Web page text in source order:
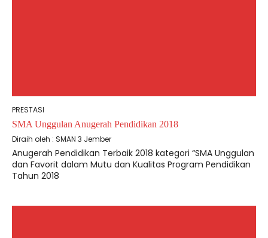
PRESTASI
SMA Unggulan Anugerah Pendidikan 2018
Diraih oleh : SMAN 3 Jember
Anugerah Pendidikan Terbaik 2018 kategori “SMA Unggulan
dan Favorit dalam Mutu dan Kualitas Program Pendidikan
Tahun 2018